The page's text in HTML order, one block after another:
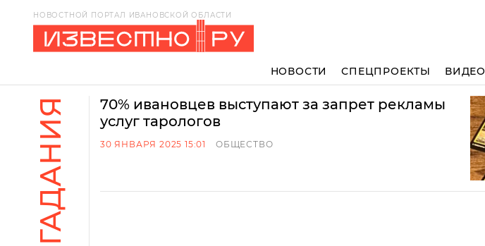
НОВОСТНОЙ ПОРТАЛ ИВАНОВСКОЙ ОБЛАСТИ
НОВОСТИ СПЕЦПРОЕКТЫ ВИДЕО
ГАДАНИЯ
70% ивановцев выступают за запрет рекламы
услуг тарологов
30 ЯНВАРЯ 2025 15:01 ОБЩЕСТВО